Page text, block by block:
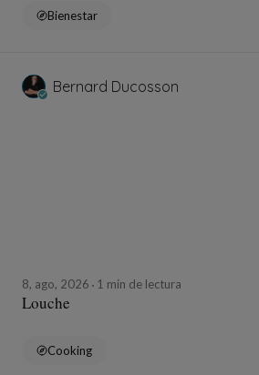
Bienestar
Bernard Ducosson
8, ago, 2026 1 min de lectura
Louche
Cooking